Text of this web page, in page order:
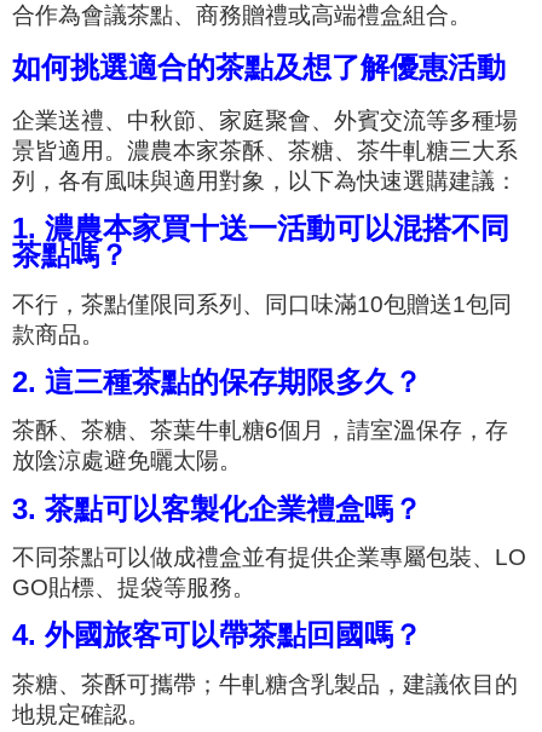
合作為會議茶點、商務贈禮或高端禮盒組合。
如何挑選適合的茶點及想了解優惠活動
企業送禮、中秋節、家庭聚會、外賓交流等多種場
景皆適用。濃農本家茶酥、茶糖、茶牛軋糖三大系
列，各有風味與適用對象，以下為快速選購建議：
1. 濃農本家買十送一活動可以混搭不同
茶點嗎？
不行，茶點僅限同系列、同口味滿10包贈送1包同
款商品。
2. 這三種茶點的保存期限多久？
茶酥、茶糖、茶葉牛軋糖6個月，請室溫保存，存
放陰涼處避免曬太陽。
3. 茶點可以客製化企業禮盒嗎？
不同茶點可以做成禮盒並有提供企業專屬包裝、LO
GO貼標、提袋等服務。
4. 外國旅客可以帶茶點回國嗎？
茶糖、茶酥可攜帶；牛軋糖含乳製品，建議依目的
地規定確認。